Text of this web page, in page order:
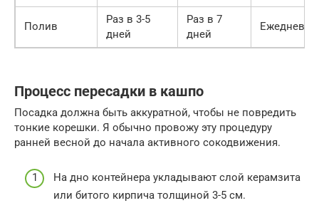
Полив
Раз в 3-5
дней
Раз в 7
дней
Ежедневно
Процесс пересадки в кашпо
Посадка должна быть аккуратной, чтобы не повредить
тонкие корешки. Я обычно провожу эту процедуру
ранней весной до начала активного сокодвижения.
На дно контейнера укладывают слой керамзита
или битого кирпича толщиной 3-5 см.